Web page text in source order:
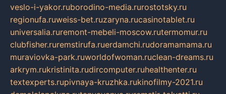
veslo-i-yakor.ruborodino-media.rurostotsky.ru
regionufa.ruweiss-bet.ruzaryna.rucasinotablet.ru
universalia.ruremont-mebeli-moscow.rutermomur.ru
clubfisher.ruremstirufa.ruerdamchi.rudoramamama.ru
muraviovka-park.ruworldofwoman.ruclean-dreams.ru
arkrym.rukristinita.rudircomputer.ruhealthenter.ru
textexperts.rupivnaya-kruzhka.rukinofilmy-2021.ru